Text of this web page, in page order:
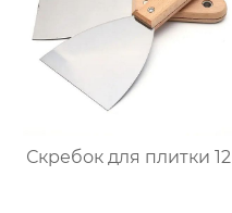
Скребок для плитки 12